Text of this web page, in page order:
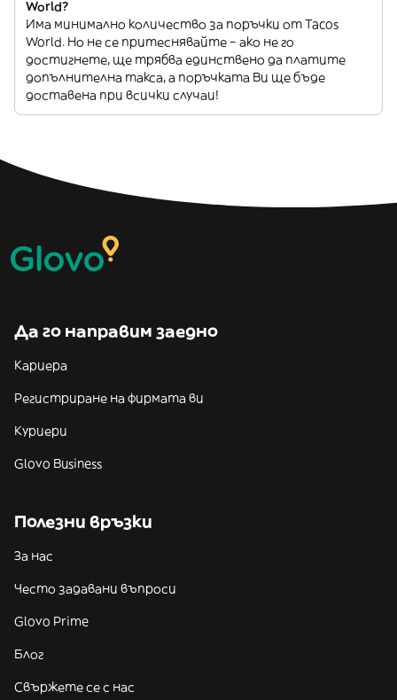
World?
Има минимално количество за поръчки от Tacos
World. Но не се притеснявайте – ако не го
достигнете, ще трябва единствено да платите
допълнителна такса, а поръчката Ви ще бъде
доставена при всички случаи!
Да го направим заедно
Кариера
Регистриране на фирмата ви
Куриери
Glovo Business
Полезни връзки
За нас
Често задавани въпроси
Glovo Prime
Блог
Свържете се с нас